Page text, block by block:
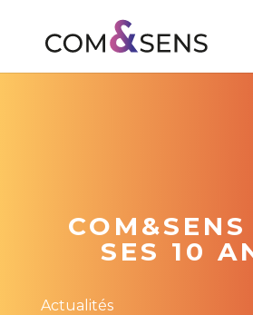
SES 10
Actualités